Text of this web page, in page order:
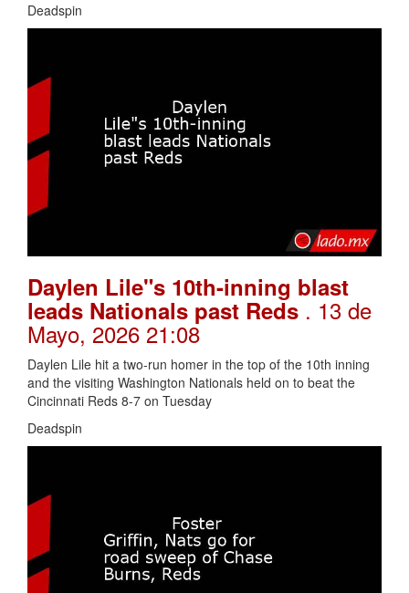
Deadspin
Daylen Lile"s 10th-inning blast
leads Nationals past Reds . 13 de
Mayo, 2026 21:08
Daylen Lile hit a two-run homer in the top of the 10th inning
and the visiting Washington Nationals held on to beat the
Cincinnati Reds 8-7 on Tuesday
Deadspin